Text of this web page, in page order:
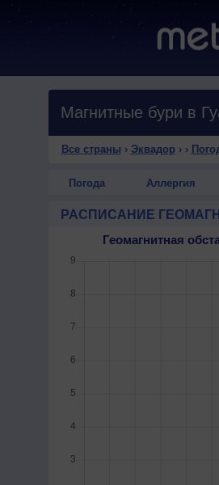
Магнитные бури в
Все страны › Эквадор › ›
Погода Аллергия
РАСПИСАНИЕ
Геомагнитная